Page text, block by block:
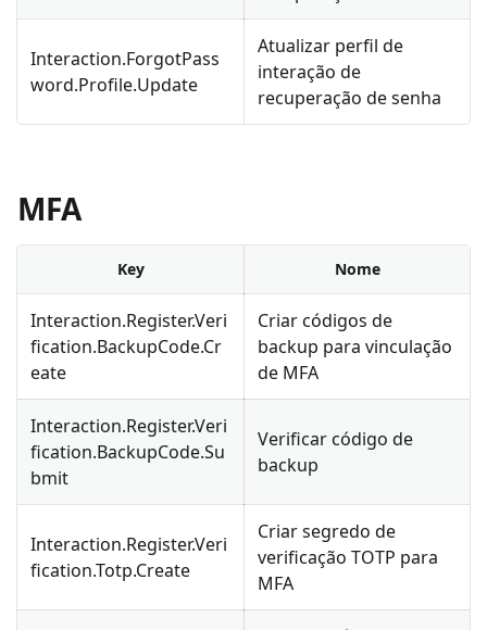
Interaction.ForgotPass
word.Profile.Update
Atualizar perfil de
interação de
recuperação de senha
MFA
Key Nome
Interaction.Register.Veri
fication.BackupCode.Cr
eate
Criar códigos de
backup para vinculação
de MFA
Interaction.Register.Veri
fication.BackupCode.Su
bmit
Verificar código de
backup
Interaction.Register.Veri
fication.Totp.Create
Criar segredo de
verificação TOTP para
MFA